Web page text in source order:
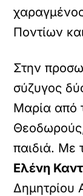
Ποντίων
Στην
σύζυγος
Μαρία από
παιδιά. Με
Ελένη
Δημητρίου